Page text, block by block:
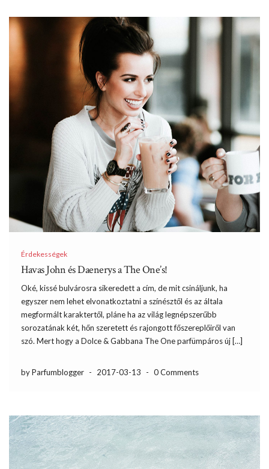
Érdekességek
Havas John és Daenerys a The One’s!
Oké, kissé bulvárosra sikeredett a cím, de mit csináljunk, ha
egyszer nem lehet elvonatkoztatni a színésztől és az általa
megformált karaktertől, pláne ha az világ legnépszerűbb
sorozatának két, hőn szeretett és rajongott főszereplőiről van
szó. Mert hogy a Dolce & Gabbana The One parfümpáros új […]
by Parfumblogger - 2017-03-13 - 0 Comments